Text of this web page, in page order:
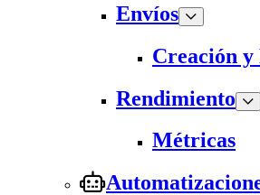
Envíos
Creación
Rendimiento
Métricas